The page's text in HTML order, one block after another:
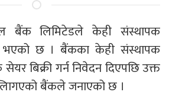
बैंक लिमिटेडले केही संस्थापक
भएको छ । बैंकका केही संस्थापक
बिक्री गर्न निवेदन दिएपछि उक्त
बैंकले जनाएको छ ।